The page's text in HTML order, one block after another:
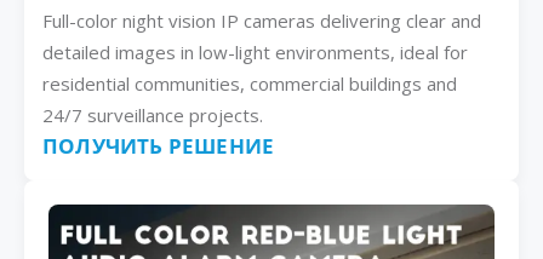
Full-color night vision IP cameras delivering clear and
detailed images in low-light environments, ideal for
residential communities, commercial buildings and
24/7 surveillance projects.
ПОЛУЧИТЬ РЕШЕНИЕ